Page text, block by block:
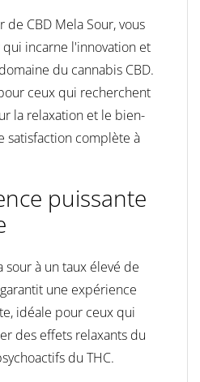
de CBD Mela Sour, vous
incarne l'innovation et
du cannabis CBD.
ceux qui recherchent
la relaxation et le bien-
satisfaction complète à
puissante
sour à un taux élevé de
une expérience
idéale pour ceux qui
des effets relaxants du
du THC.